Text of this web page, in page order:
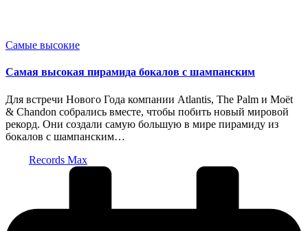
Опубликовано
Самые высокие
Самая высокая пирамида бокалов с шампанским
Для встречи Нового Года компании Atlantis, The Palm и Moët
& Chandon собрались вместе, чтобы побить новый мировой
рекорд. Они создали самую большую в мире пирамиду из
бокалов с шампанским…
Records Max